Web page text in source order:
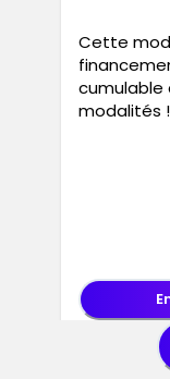
Cette
cumulable
modalités !